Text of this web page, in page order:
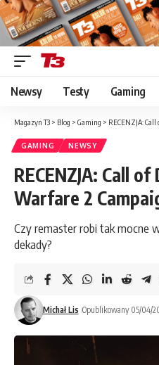
Newsy Testy Gaming
Magazyn T3 > Blog > Gaming > RECENZJA: Call
GAMING NEWSY
RECENZJA: Call
Warfare 2
Czy remaster robi tak mocne
dekady?
Michał Lis Opublikowany 05/04/